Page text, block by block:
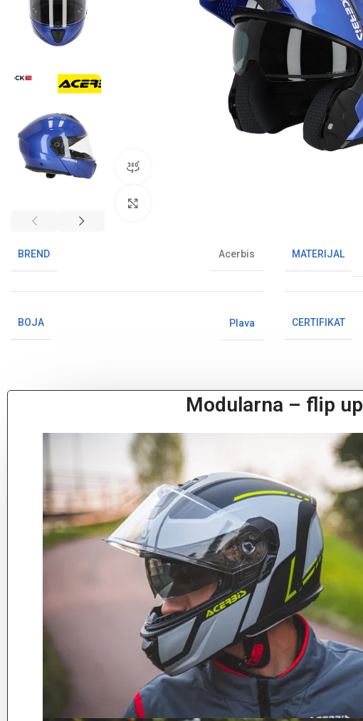
BREND Acerbis MATERIJAL
BOJA Plava CERTIFIKAT
Modularna – flip